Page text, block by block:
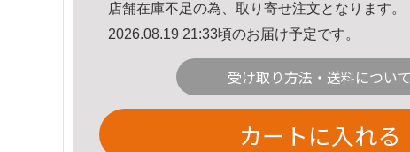
店舗在庫不足の為、取り寄せ注文となります。
2026.08.19 21:33頃のお届け予定です。
受け取り方法・送料について
カートに入れる